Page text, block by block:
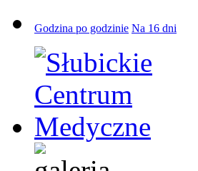
Godzina po godzinie Na 16 dni